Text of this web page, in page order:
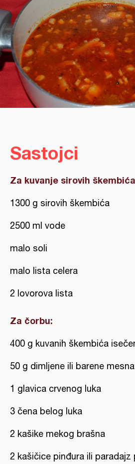
Sastojci
Za kuvanje sirovih
1300 g sirovih škembića
2500 ml vode
malo soli
malo lista celera
2 lovorova lista
Za čorbu:
400 g kuvanih škembića
50 g dimljene ili barene
1 glavica crvenog luka
3 čena belog luka
2 kašike mekog brašna
2 kašičice pinđura ili paradajz